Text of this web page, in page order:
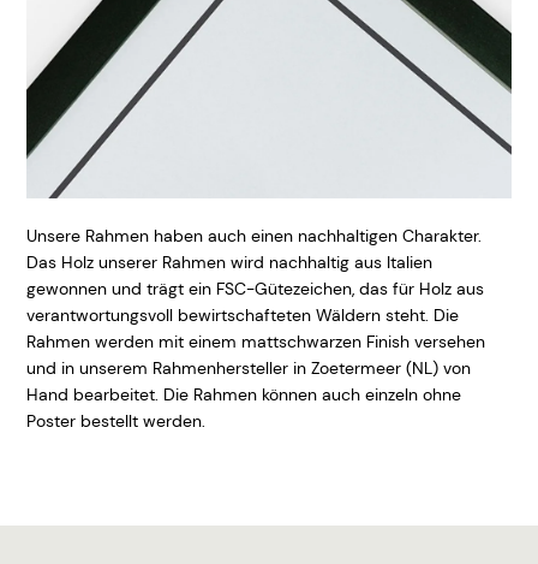
Unsere Rahmen haben auch einen nachhaltigen Charakter.
Das Holz unserer Rahmen wird nachhaltig aus Italien
gewonnen und trägt ein FSC-Gütezeichen, das für Holz aus
verantwortungsvoll bewirtschafteten Wäldern steht. Die
Rahmen werden mit einem mattschwarzen Finish versehen
und in unserem Rahmenhersteller in Zoetermeer (NL) von
Hand bearbeitet. Die Rahmen können auch einzeln ohne
Poster bestellt werden.